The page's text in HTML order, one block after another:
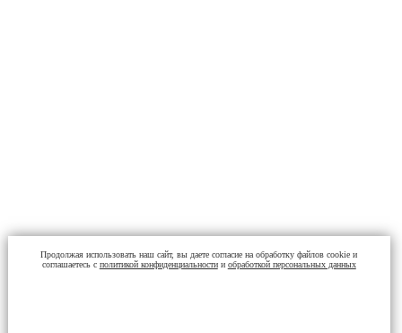
Продолжая использовать наш сайт, вы даете согласие на обработку файлов cookie и
соглашаетесь с политикой конфиденциальностии обработкой персональных данных